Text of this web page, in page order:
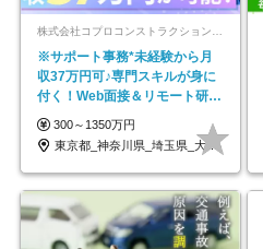
※サポート事務*未経験から月
収37万円可♪専門スキルが身に
付く！Web面接＆リモート研修
も充実♪/a
300～1350万円
東京都_神奈川県_埼玉県_大阪府_愛知県…